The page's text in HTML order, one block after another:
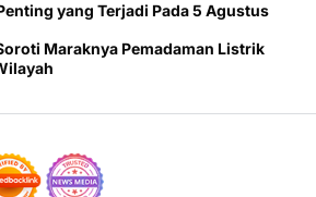
yang Terjadi Pada 5 Agustus
Maraknya Pemadaman Listrik